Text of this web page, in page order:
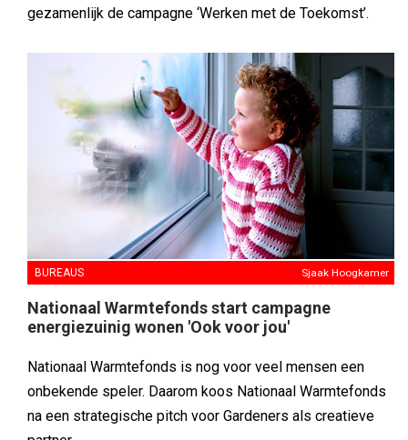
gezamenlijk de campagne ‘Werken met de Toekomst’.
BUREAUS Sjaak Hoogkamer
Nationaal Warmtefonds start campagne
energiezuinig wonen 'Ook voor jou'
Nationaal Warmtefonds is nog voor veel mensen een
onbekende speler. Daarom koos Nationaal Warmtefonds
na een strategische pitch voor Gardeners als creatieve